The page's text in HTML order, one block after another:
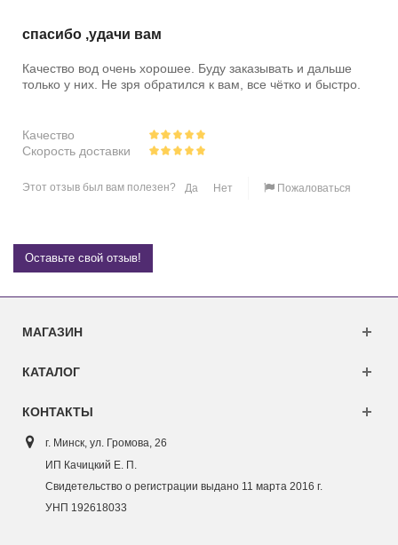
спасибо ,удачи вам
Качество вод очень хорошее. Буду заказывать и дальше
только у них. Не зря обратился к вам, все чётко и быстро.
Качество
Скорость доставки
Этот отзыв был вам полезен? Да Нет Пожаловаться
Оставьте свой отзыв!
МАГАЗИН
КАТАЛОГ
КОНТАКТЫ
г. Минск, ул. Громова, 26
ИП Качицкий Е. П.
Свидетельство о регистрации выдано 11 марта 2016 г.
УНП 192618033